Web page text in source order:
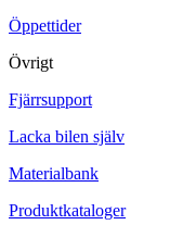
Öppettider
Övrigt
Fjärrsupport
Lacka bilen själv
Materialbank
Produktkataloger